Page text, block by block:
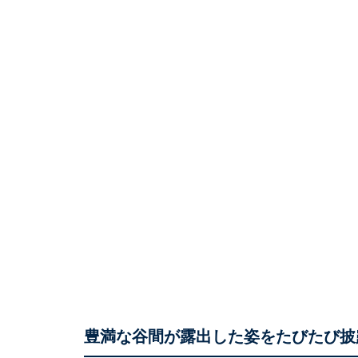
豊満な谷間が露出した姿をたびたび